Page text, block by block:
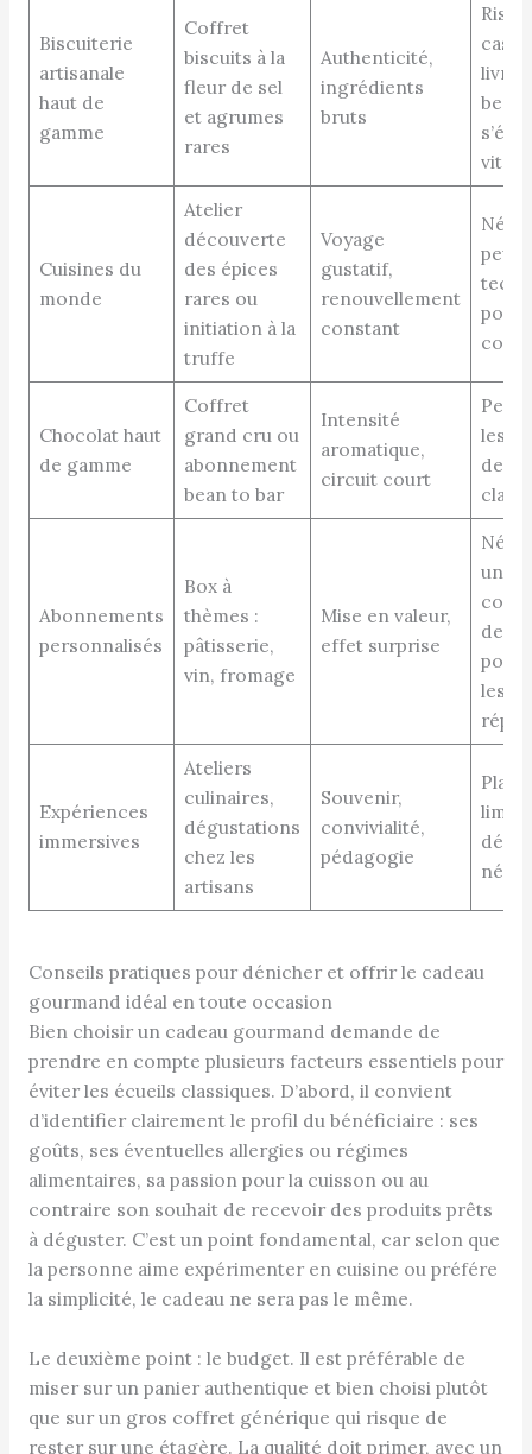
Biscuiterie
artisanale
haut de
gamme
Coffret
biscuits à la
fleur de sel
et agrumes
rares
Authenticité,
ingrédients
bruts
best-
vite
Cuisines du
monde
Atelier
découverte
des épices
rares ou
initiation à la
truffe
Voyage
gustatif,
renouvellement
constant
peu
pour
Chocolat haut
de gamme
Coffret
grand cru ou
abonnement
bean to bar
Intensité
aromatique,
circuit court
Peut
les
de
Abonnements
personnalisés
Box à
thèmes :
pâtisserie,
vin, fromage
Mise en valeur,
effet surprise
une
des
pour
les
Expériences
immersives
Ateliers
culinaires,
dégustations
chez les
artisans
Souvenir,
convivialité,
pédagogie
Conseils pratiques pour dénicher et offrir le cadeau
gourmand idéal en toute occasion
Bien choisir un cadeau gourmand demande de
prendre en compte plusieurs facteurs essentiels pour
éviter les écueils classiques. D’abord, il convient
d’identifier clairement le profil du bénéficiaire : ses
goûts, ses éventuelles allergies ou régimes
alimentaires, sa passion pour la cuisson ou au
contraire son souhait de recevoir des produits prêts
à déguster. C’est un point fondamental, car selon que
la personne aime expérimenter en cuisine ou préfére
la simplicité, le cadeau ne sera pas le même.
Le deuxième point : le budget. Il est préférable de
miser sur un panier authentique et bien choisi plutôt
que sur un gros coffret générique qui risque de
rester sur une étagère. La qualité doit primer, avec un